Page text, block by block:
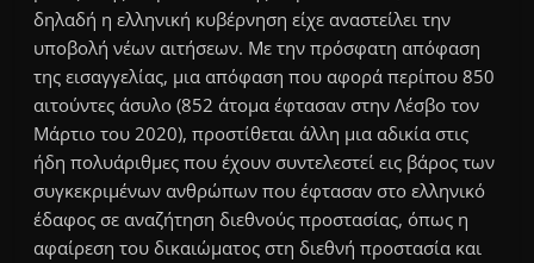
δηλαδή η ελληνική κυβέρνηση είχε αναστείλει την
υποβολή νέων αιτήσεων. Με την πρόσφατη απόφαση
της εισαγγελίας, μια απόφαση που αφορά περίπου 850
αιτούντες άσυλο (852 άτομα έφτασαν στην Λέσβο τον
Μάρτιο του 2020), προστίθεται άλλη μια αδικία στις
ήδη πολυάριθμες που έχουν συντελεστεί εις βάρος των
συγκεκριμένων ανθρώπων που έφτασαν στο ελληνικό
έδαφος σε αναζήτηση διεθνούς προστασίας, όπως η
αφαίρεση του δικαιώματος στη διεθνή προστασία και